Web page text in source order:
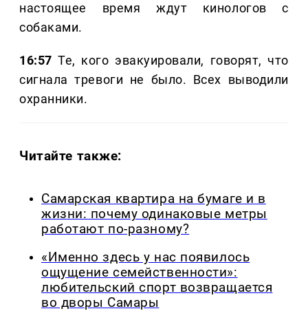
настоящее время ждут кинологов с
собаками.
16:57 Те, кого эвакуировали, говорят, что
сигнала тревоги не было. Всех выводили
охранники.
Читайте также:
Самарская квартира на бумаге и в
жизни: почему одинаковые метры
работают по-разному?
«Именно здесь у нас появилось
ощущение семейственности»:
любительский спорт возвращается
во дворы Самары